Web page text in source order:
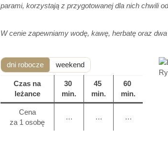
parami, korzystają z przygotowanej dla nich chwili
W cenie zapewniamy wodę, kawę, herbatę oraz
dni robocze weekend
Czas na
leżance
30
min.
45
min.
60
min.
Cena
za 1 osobę
… … …